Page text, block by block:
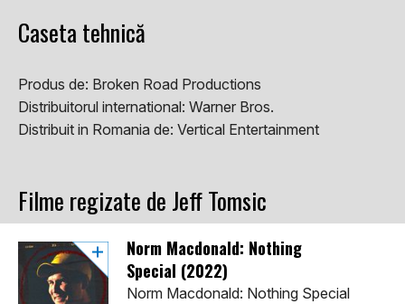
Caseta tehnică
Produs de: Broken Road Productions
Distribuitorul international: Warner Bros.
Distribuit in Romania de: Vertical Entertainment
Filme regizate de Jeff Tomsic
Norm Macdonald: Nothing
Special (2022)
Norm Macdonald: Nothing Special